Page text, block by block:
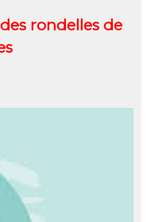
rondelles de